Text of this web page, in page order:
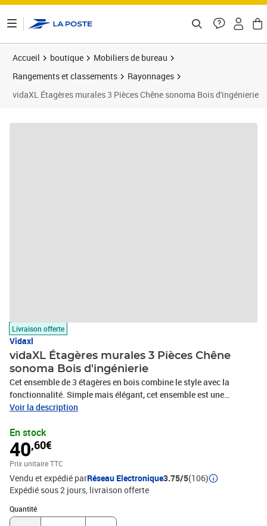
Accueil boutique
Mobiliers de bureau
Rangements et classements
Rayonnages
vidaXL Étagères murales 3 Pièces Chêne sonoma Bois d'ingénierie
Livraison offerte
Vidaxl
vidaXL Étagères murales 3 Pièces Chêne
sonoma Bois d'ingénierie
Cet ensemble de 3 étagères en bois combine le style avec la
fonctionnalité. Simple mais élégant, cet ensemble est une
excellente option pour éclairer tout mur de la pièce. Conçu de
choix idéal pour votre cuisine, votre salon, votre cuisine ou votre
chambre à coucher, où que vous voulez placer des objets
quotidiens. Les étagères sont en bois d'ingénierie, ce qui garantit
solidité, durabilité et longévité. La conception en forme de U offre
une zone d'affichage ou de stockage idéale pour vos livres, CD,
fleurs et autres articles essentiels. Les étagères sont faciles à
assembler. La livraison inclut 3 étagères.Couleur : chêne
sonomaMatériau : bois d'ingénierieDimensions de la grande
Voir la description
En stock
40,60€
Prix unitaire TTC
Vendu et expédié parRéseau Electronique3.75/5(106)
Expédié sous 2 jours livraison offerte
Quantité
Quantité : 1